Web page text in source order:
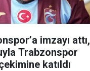
imzayı attı,
Trabzonspor
katıldı